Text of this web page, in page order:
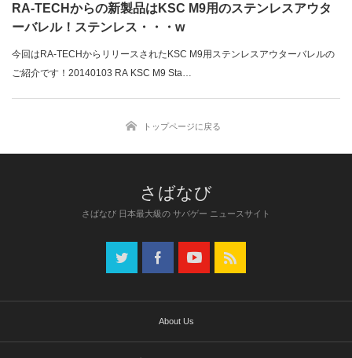
RA-TECHからの新製品はKSC M9用のステンレスアウタ
ーバレル！ステンレス・・・w
今回はRA-TECHからリリースされたKSC M9用ステンレスアウターバレルの
ご紹介です！20140103 RA KSC M9 Sta…
トップページに戻る
さばなび 日本最大級の サバゲー ニュースサイト
About Us